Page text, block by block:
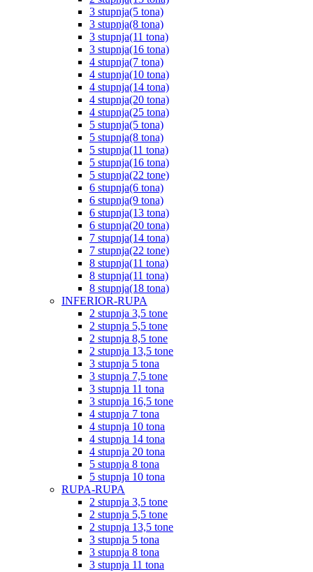
3 stupnja(5 tona)
3 stupnja(8 tona)
3 stupnja(11 tona)
3 stupnja(16 tona)
4 stupnja(7 tona)
4 stupnja(10 tona)
4 stupnja(14 tona)
4 stupnja(20 tona)
4 stupnja(25 tona)
5 stupnja(5 tona)
5 stupnja(8 tona)
5 stupnja(11 tona)
5 stupnja(16 tona)
5 stupnja(22 tone)
6 stupnja(6 tona)
6 stupnja(9 tona)
6 stupnja(13 tona)
6 stupnja(20 tona)
7 stupnja(14 tona)
7 stupnja(22 tone)
8 stupnja(11 tona)
8 stupnja(11 tona)
8 stupnja(18 tona)
INFERIOR-RUPA
2 stupnja 3,5 tone
2 stupnja 5,5 tone
2 stupnja 8,5 tone
2 stupnja 13,5 tone
3 stupnja 5 tona
3 stupnja 7,5 tone
3 stupnja 11 tona
3 stupnja 16,5 tone
4 stupnja 7 tona
4 stupnja 10 tona
4 stupnja 14 tona
4 stupnja 20 tona
5 stupnja 8 tona
5 stupnja 10 tona
RUPA-RUPA
2 stupnja 3,5 tone
2 stupnja 5,5 tone
2 stupnja 13,5 tone
3 stupnja 5 tona
3 stupnja 8 tona
3 stupnja 11 tona